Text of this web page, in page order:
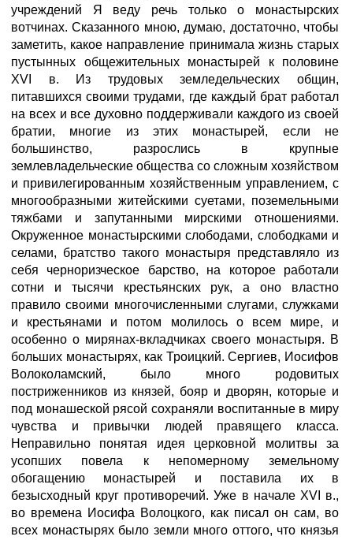
учреждений Я веду речь только о монастырских
вотчинах. Сказанного мною, думаю, достаточно, чтобы
заметить, какое направление принимала жизнь старых
пустынных общежительных монастырей к половине
XVI в. Из трудовых земледельческих общин,
питавшихся своими трудами, где каждый брат работал
на всех и все духовно поддерживали каждого из своей
братии, многие из этих монастырей, если не
большинство, разрослись в крупные
землевладельческие общества со сложным хозяйством
и привилегированным хозяйственным управлением, с
многообразными житейскими суетами, поземельными
тяжбами и запутанными мирскими отношениями.
Окруженное монастырскими слободами, слободками и
селами, братство такого монастыря представляло из
себя черноризческое барство, на которое работали
сотни и тысячи крестьянских рук, а оно властно
правило своими многочисленными слугами, служками
и крестьянами и потом молилось о всем мире, и
особенно о мирянах-вкладчиках своего монастыря. В
больших монастырях, как Троицкий. Сергиев, Иосифов
Волоколамский, было много родовитых
постриженников из князей, бояр и дворян, которые и
под монашеской рясой сохраняли воспитанные в миру
чувства и привычки людей правящего класса.
Неправильно понятая идея церковной молитвы за
усопших повела к непомерному земельному
обогащению монастырей и поставила их в
безысходный круг противоречий. Уже в начале XVI в.,
во времена Иосифа Волоцкого, как писал он сам, во
всех монастырях было земли много оттого, что князья